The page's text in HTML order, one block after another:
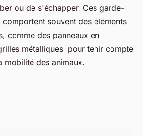
ou de s'échapper. Ces garde-
souvent des éléments
comme des panneaux en
métalliques, pour tenir compte
mobilité des animaux.